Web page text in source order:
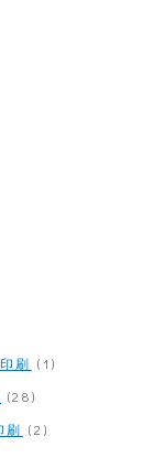
刷 (1)
(28)
刷 (2)